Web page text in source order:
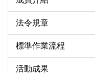
法令規章
標準作業流程
活動成果